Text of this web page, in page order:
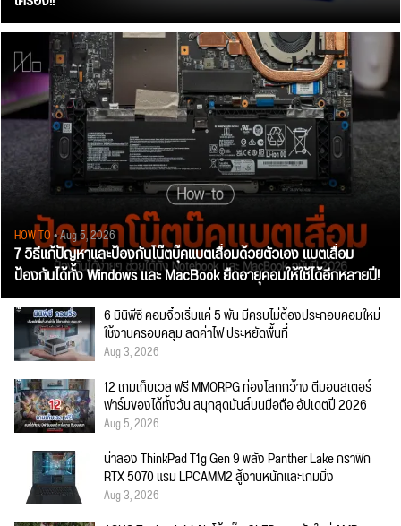
HOW TO• Aug 5, 2026
7 วิธีแก้ปัญหาและป้องกันโน๊ตบุ๊คแบตเสื่อมด้วยตัวเอง แบตเสื่อม
ป้องกันได้ทั้ง Windows และ MacBook ยืดอายุคอมให้ใช้ได้อีกหลายปี!
6 มินิพีซี คอมจิ๋วเริ่มแค่ 5 พัน มีครบไม่ต้องประกอบคอมใหม่
ใช้งานครอบคลุม ลดค่าไฟ ประหยัดพื้นที่
Aug 3, 2026
12 เกมเก็บเวล ฟรี MMORPG ท่องโลกกว้าง ตีมอนสเตอร์
ฟาร์มของได้ทั้งวัน สนุกสุดมันส์บนมือถือ อัปเดตปี 2026
Aug 5, 2026
น่าลอง ThinkPad T1g Gen 9 พลัง Panther Lake กราฟิก
RTX 5070 แรม LPCAMM2 สู้งานหนักและเกมมิ่ง
Aug 3, 2026